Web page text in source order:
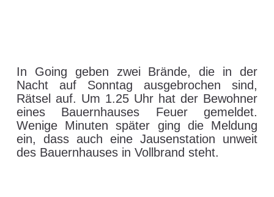
In Going geben zwei Brände, die in der
Nacht auf Sonntag ausgebrochen sind,
Rätsel auf. Um 1.25 Uhr hat der Bewohner
eines Bauernhauses Feuer gemeldet.
Wenige Minuten später ging die Meldung
ein, dass auch eine Jausenstation unweit
des Bauernhauses in Vollbrand steht.